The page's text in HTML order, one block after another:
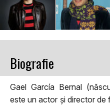
Biografie
Gael García Bernal
este un actor și director de